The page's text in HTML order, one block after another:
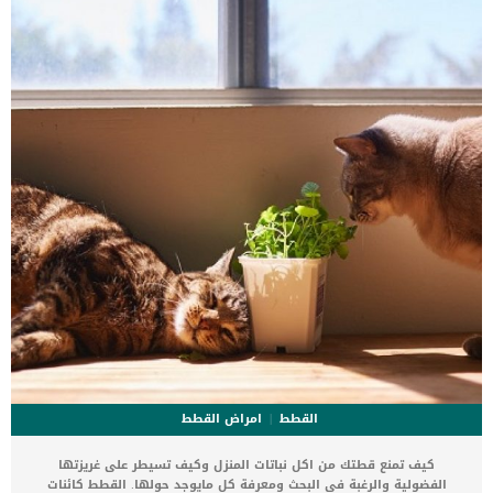
عادة لا يؤثر السعال على صحة الكلب بشكل عام ولا على يقظته، ولا يسبب
له فقدان الشهية، ولكنه يؤدي إلى […]
القطط
امراض القطط
كيف تمنع قطتك من اكل نباتات المنزل وكيف تسيطر على غريزتها
الفضولية والرغبة فى البحث ومعرفة كل مايوجد حولها. القطط كائنات